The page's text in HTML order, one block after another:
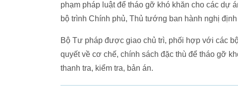
phạm pháp luật để tháo gỡ khó khăn cho các dự
bộ trình Chính phủ, Thủ tướng ban hành nghị
Bộ Tư pháp được giao chủ trì, phối hợp với các
quyết về cơ chế, chính sách đặc thù để tháo gỡ
thanh tra, kiểm tra, bản án.